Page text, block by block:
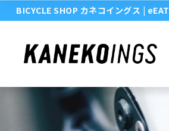
BICYCLE SHOP カネコイングス | eEAT
価
格
¥6,930
で
た。
の
価
は
¥6,230
す。